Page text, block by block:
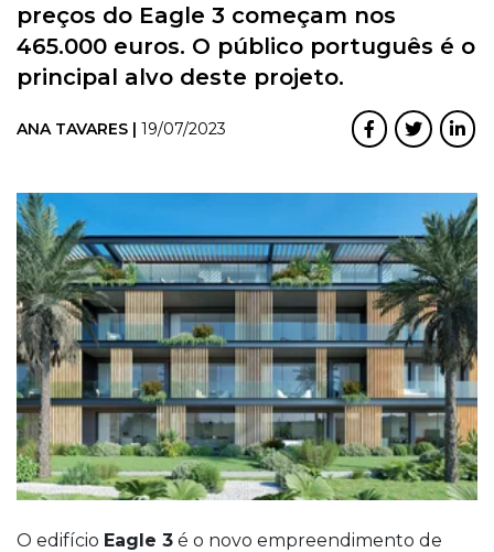
preços do Eagle 3 começam nos
465.000 euros. O público português é o
principal alvo deste projeto.
ANA TAVARES | 19/07/2023
O edifício Eagle 3 é o novo empreendimento de